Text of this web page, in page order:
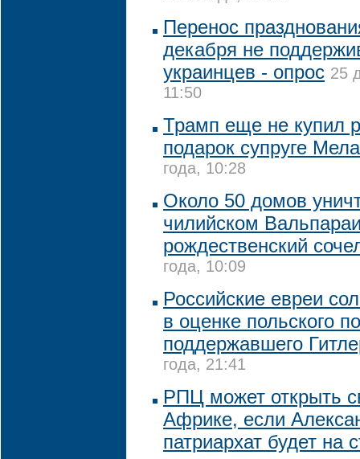
Перенос
декабря не
украинцев - опрос 25
11:50
Трамп еще не купил
подарок супруге
года, 10:28
Около 50 домов
чилийском
рождественский
года, 10:09
Российские евреи
в оценке польского
поддержавшего
года, 21:41
РПЦ может открыть
Африке, если
патриархат будет на